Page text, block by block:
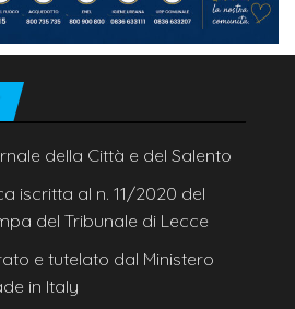
della Città e del Salento
iscritta al n. 11/2020 del
del Tribunale di Lecce
e tutelato dal Ministero
in Italy